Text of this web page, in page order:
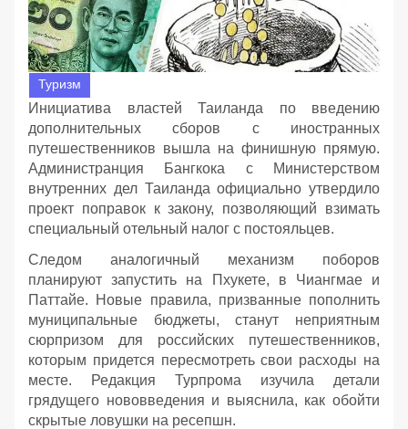
Туризм
Инициатива властей Таиланда по введению
дополнительных сборов с иностранных
путешественников вышла на финишную прямую.
Администранция Бангкока с Министерством
внутренних дел Таиланда официально утвердило
проект поправок к закону, позволяющий взимать
специальный отельный налог с постояльцев.
Следом аналогичный механизм поборов
планируют запустить на Пхукете, в Чиангмае и
Паттайе. Новые правила, призванные пополнить
муниципальные бюджеты, станут неприятным
сюрпризом для российских путешественников,
которым придется пересмотреть свои расходы на
месте. Редакция Турпрома изучила детали
грядущего нововведения и выяснила, как обойти
скрытые ловушки на ресепшн.